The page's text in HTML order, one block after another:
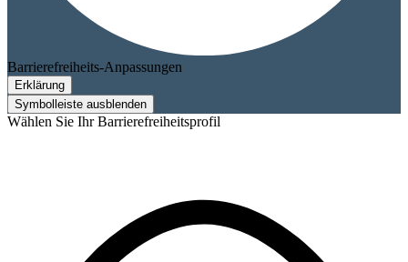
Barrierefreiheits-Anpassungen
Erklärung
Symbolleiste ausblenden
Wählen Sie Ihr Barrierefreiheitsprofil